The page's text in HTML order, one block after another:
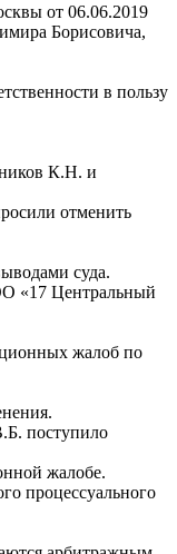
от 06.06.2019
Борисовича,
в пользу
К.Н. и
отменить
суда.
«17 Центральный
жалоб по
поступило
жалобе.
процессуального